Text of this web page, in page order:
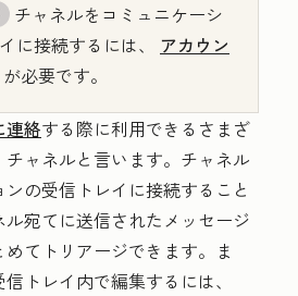
チャネルをコミュニケーシ
に接続するには、 アカウン
が必要です。
連絡する際に利用できるさまざ
チャネルと言います。チャネル
の受信トレイに接続すること
宛てに送信されたメッセージ
てトリアージできます。ま
トレイ内で編集するには、